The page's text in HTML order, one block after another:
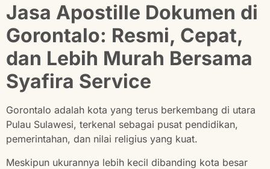
Jasa Apostille Dokumen di
Gorontalo: Resmi, Cepat,
dan Lebih Murah Bersama
Syafira Service
Gorontalo adalah kota yang terus berkembang di utara
Pulau Sulawesi, terkenal sebagai pusat pendidikan,
pemerintahan, dan nilai religius yang kuat.
Meskipun ukurannya lebih kecil dibanding kota besar